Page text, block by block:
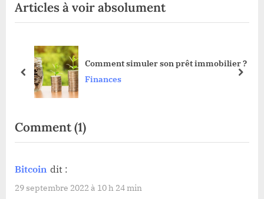
i
o
P
t
x
t
s
Articles à voir absolument
Comment simuler son prêt immobilier ?
Finances
prev next
Comment(1)on
“Crypto-
:
Bitcoin dit :
29 septembre 2022 à 10 h 24 min